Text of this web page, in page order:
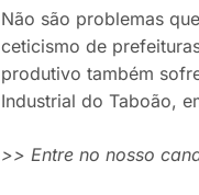
Não são problemas
ceticismo de
produtivo também
Industrial do Taboão,
>> Entre no nosso